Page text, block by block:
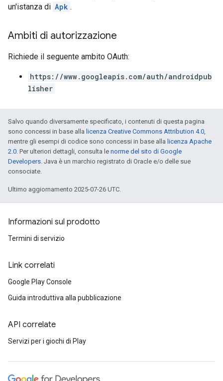
un'istanza di Apk .
Ambiti di autorizzazione
Richiede il seguente ambito OAuth:
https://www.googleapis.com/auth/androidpub
lisher
Salvo quando diversamente specificato, i contenuti di questa pagina
sono concessi in base alla licenza Creative Commons Attribution 4.0,
mentre gli esempi di codice sono concessi in base alla licenza Apache
2.0. Per ulteriori dettagli, consulta le norme del sito di Google
Developers. Java è un marchio registrato di Oracle e/o delle sue
consociate.
Ultimo aggiornamento 2025-07-26 UTC.
Informazioni sul prodotto
Termini di servizio
Link correlati
Google Play Console
Guida introduttiva alla pubblicazione
API correlate
Servizi per i giochi di Play